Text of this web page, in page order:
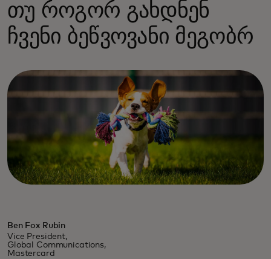
თუ როგორ გახდნენ
ჩვენი ბეწვოვანი მეგობრ
Ben Fox Rubin
Vice President,
Global Communications,
Mastercard